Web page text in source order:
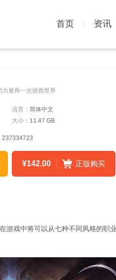
首页 资讯
力量再一次拯救世界
语言： 简体中文
大小： 11.47 GB
237334723
¥142.00 正版购买
游戏中将可以从七种不同风格的职